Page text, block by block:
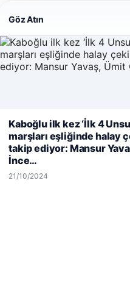
Son Eklenen Firmalar
Hastaş Beton
26/05/2026
© 2026 Haber Notları – Güncel
Web sitemizi nasıl
deneyiminizi kişiselleştirmek
kullanıyoruz.Çerez Politikamız
Göz Atın
Kaboğlu ilk kez ‘İlk 4
marşları eşliğinde halay
takip ediyor: Mansur
İnce…
21/10/2024